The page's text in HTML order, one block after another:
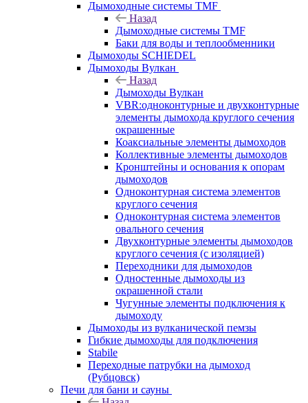
Дымоходные системы TMF
Назад
Дымоходные системы TMF
Баки для воды и теплообменники
Дымоходы SCHIEDEL
Дымоходы Вулкан
Назад
Дымоходы Вулкан
VBR:одноконтурные и двухконтурные
элементы дымохода круглого сечения
окрашенные
Коаксиальные элементы дымоходов
Коллективные элементы дымоходов
Кронштейны и основания к опорам
дымоходов
Одноконтурная система элементов
круглого сечения
Одноконтурная система элементов
овального сечения
Двухконтурные элементы дымоходов
круглого сечения (с изоляцией)
Переходники для дымоходов
Одностенные дымоходы из
окрашенной стали
Чугунные элементы подключения к
дымоходу
Дымоходы из вулканической пемзы
Гибкие дымоходы для подключения
Stabile
Переходные патрубки на дымоход
(Рубцовск)
Печи для бани и сауны